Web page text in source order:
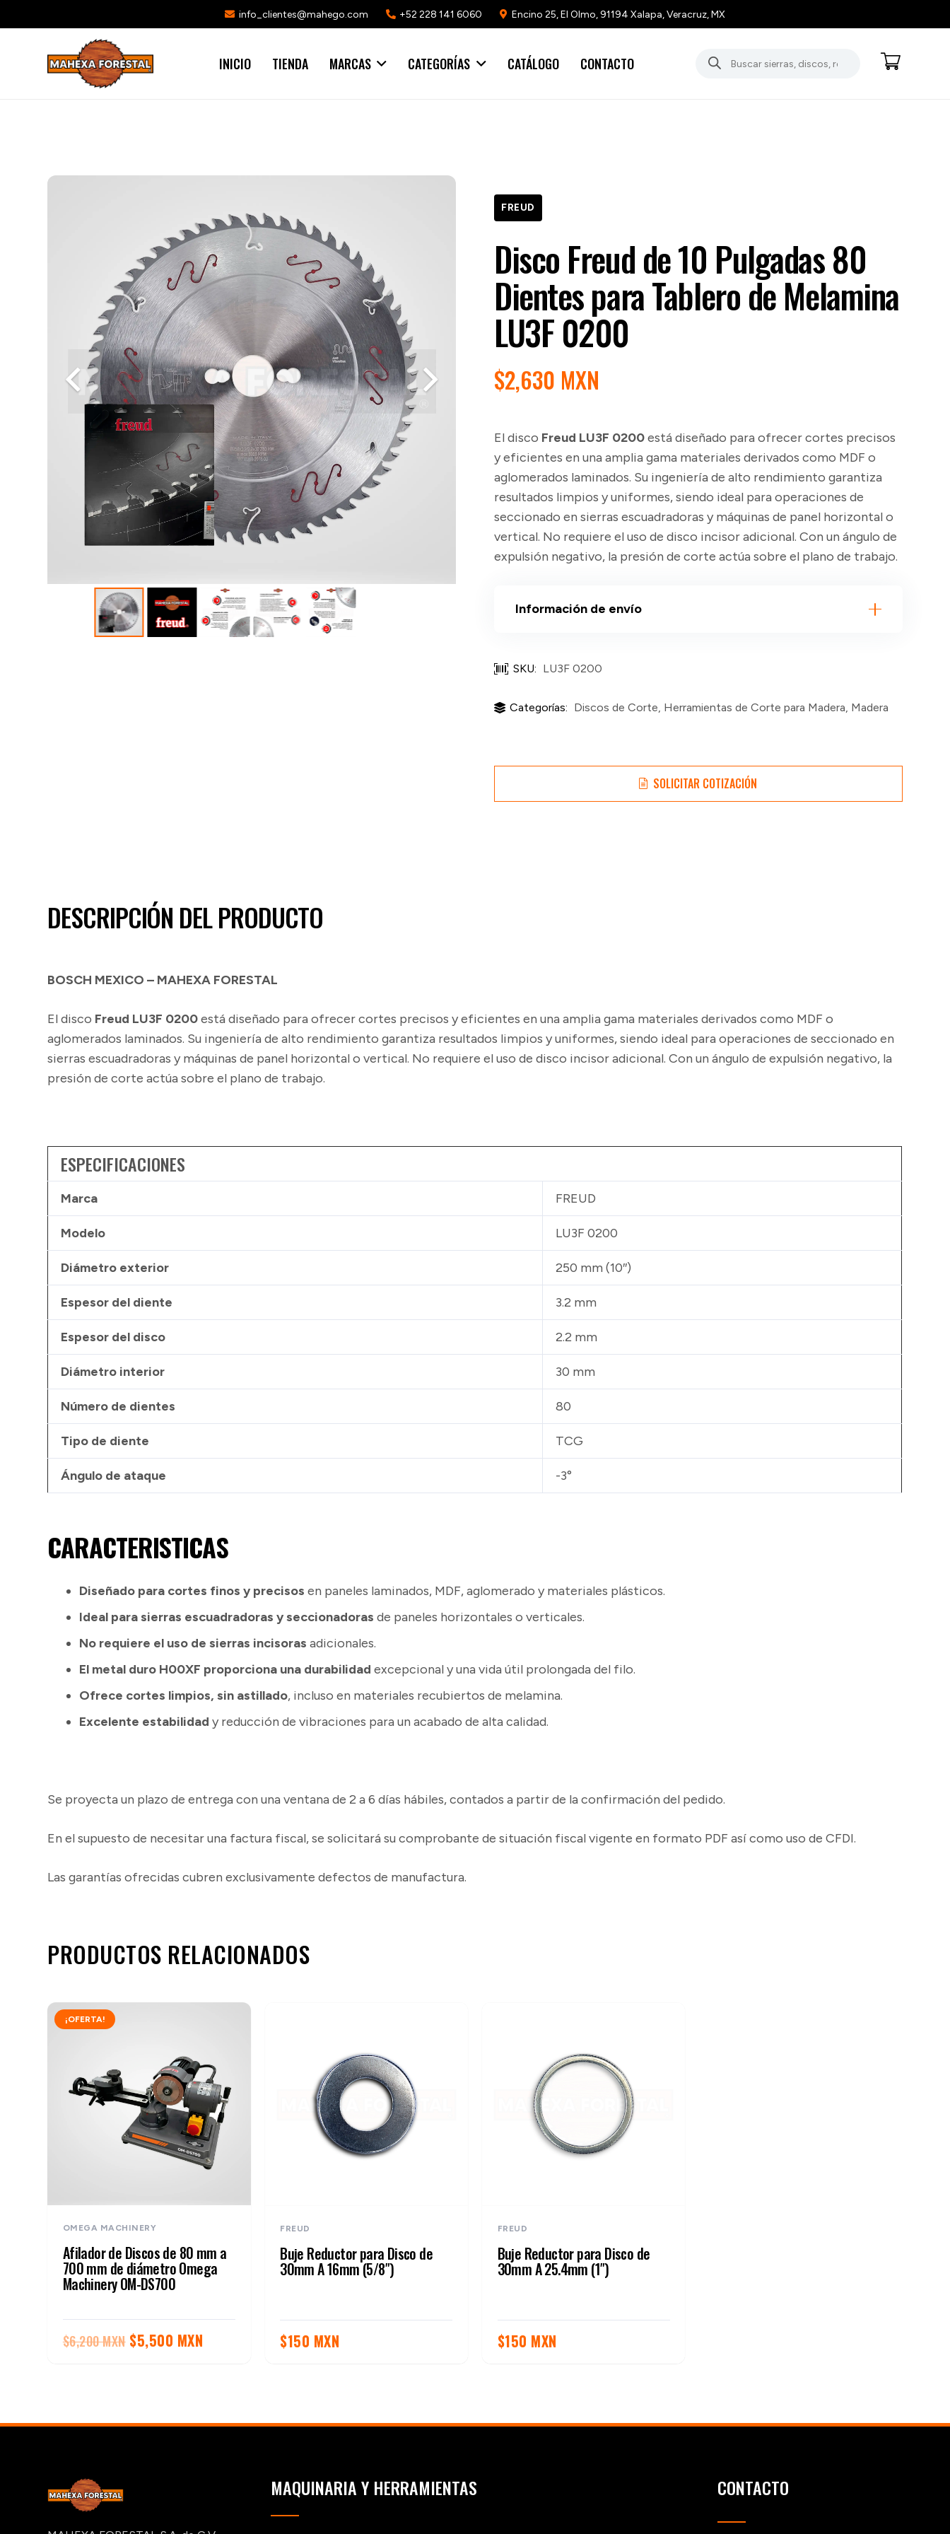
info_clientes@mahego.com +52 228 141 6060 Encino 25, El Olmo, 91194 Xalapa, Veracruz, MX
INICIO TIENDA MARCAS CATEGORÍAS CATÁLOGO CONTACTO
Búsqueda
de
FREUD
Disco Freud de 10 Pulgadas 80
Dientes para Tablero de Melamina
LU3F 0200
$2,630 MXN
El disco Freud LU3F 0200está diseñado para ofrecer cortes precisos
y eficientes en una amplia gama materiales derivados como MDF o
aglomerados laminados. Su ingeniería de alto rendimiento garantiza
resultados limpios y uniformes, siendo ideal para operaciones de
seccionado en sierras escuadradoras y máquinas de panel horizontal o
vertical. No requiere el uso de disco incisor adicional. Con un ángulo de
expulsión negativo, la presión de corte actúa sobre el plano de trabajo.
Información de envío
SKU: LU3F 0200
Categorías: Discos de Corte, Herramientas de Corte para Madera, Madera
SOLICITAR COTIZACIÓN
DESCRIPCIÓN DEL PRODUCTO
BOSCH MEXICO – MAHEXA FORESTAL
El disco Freud LU3F 0200está diseñado para ofrecer cortes precisos y eficientes en una amplia gama materiales derivados como MDF o
aglomerados laminados. Su ingeniería de alto rendimiento garantiza resultados limpios y uniformes, siendo ideal para operaciones de seccionado en
sierras escuadradoras y máquinas de panel horizontal o vertical. No requiere el uso de disco incisor adicional. Con un ángulo de expulsión negativo, la
presión de corte actúa sobre el plano de trabajo.
ESPECIFICACIONES
Marca FREUD
Modelo LU3F 0200
Diámetro exterior 250 mm (10″)
Espesor del diente 3.2 mm
Espesor del disco 2.2 mm
Diámetro interior 30 mm
Número de dientes 80
Tipo de diente TCG
Ángulo de ataque -3°
CARACTERISTICAS
Diseñado para cortes finos y precisos en paneles laminados, MDF, aglomerado y materiales plásticos.
Ideal para sierras escuadradoras y seccionadoras de paneles horizontales o verticales.
No requiere el uso de sierras incisoras adicionales.
El metal duro H00XF proporciona una durabilidad excepcional y una vida útil prolongada del filo.
Ofrece cortes limpios, sin astillado, incluso en materiales recubiertos de melamina.
Excelente estabilidad y reducción de vibraciones para un acabado de alta calidad.
Se proyecta un plazo de entrega con una ventana de 2 a 6 días hábiles, contados a partir de la confirmación del pedido.
En el supuesto de necesitar una factura fiscal, se solicitará su comprobante de situación fiscal vigente en formato PDF así como uso de CFDI.
Las garantías ofrecidas cubren exclusivamente defectos de manufactura.
PRODUCTOS RELACIONADOS
¡OFERTA!
OMEGA MACHINERY
Afilador de Discos de 80 mm a
700 mm de diámetro Omega
Machinery OM-DS700
$6,200 MXN El
$6,200 MXN.
$5,500 MXN
$5,500 MXN.
FREUD
Buje Reductor para Disco de
30mm A 16mm (5/8″)
$150 MXN
FREUD
Buje Reductor para Disco de
30mm A 25.4mm (1″)
$150 MXN
MAQUINARIA Y HERRAMIENTAS CONTACTO